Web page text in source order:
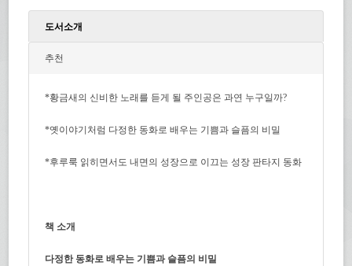
도서소개
추천
*황금새의 신비한 노래를 듣게 될 주인공은 과연 누구일까?
*옛이야기처럼 다정한 동화로 배우는 기쁨과 슬픔의 비밀
*후루룩 읽히면서도 내면의 성장으로 이끄는 성장 판타지 동화
책 소개
다정한 동화로 배우는 기쁨과 슬픔의 비밀